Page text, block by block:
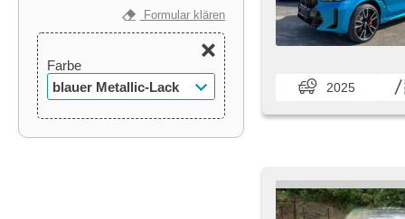
Formular klären
Farbe
blauer Metallic-Lack
2025